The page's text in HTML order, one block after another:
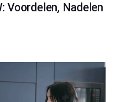
Voordelen, Nadelen